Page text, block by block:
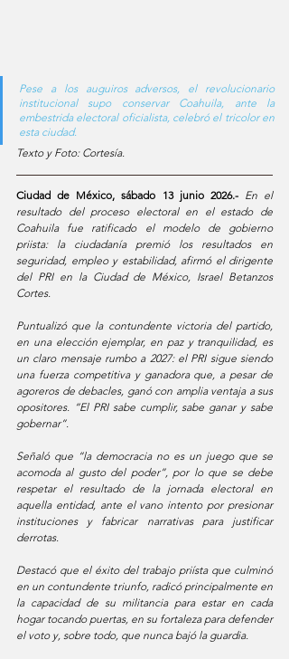
Pese a los auguiros adversos, el revolucionario
institucional supo conservar Coahuila, ante la
embestrida electoral oficialista, celebró el tricolor en
esta ciudad.
Texto y Foto: Cortesía.
Ciudad de México, sábado 13 junio 2026.- En el
resultado del proceso electoral en el estado de
Coahuila fue ratificado el modelo de gobierno
priista: la ciudadanía premió los resultados en
seguridad, empleo y estabilidad, afirmó el dirigente
del PRI en la Ciudad de México, Israel Betanzos
Cortes.
Puntualizó que la contundente victoria del partido,
en una elección ejemplar, en paz y tranquilidad, es
un claro mensaje rumbo a 2027: el PRI sigue siendo
una fuerza competitiva y ganadora que, a pesar de
agoreros de debacles, ganó con amplia ventaja a sus
opositores. “El PRI sabe cumplir, sabe ganar y sabe
gobernar”.
Señaló que “la democracia no es un juego que se
acomoda al gusto del poder”, por lo que se debe
respetar el resultado de la jornada electoral en
aquella entidad, ante el vano intento por presionar
instituciones y fabricar narrativas para justificar
derrotas.
Destacó que el éxito del trabajo priísta que culminó
en un contundente triunfo, radicó principalmente en
la capacidad de su militancia para estar en cada
hogar tocando puertas, en su fortaleza para defender
el voto y, sobre todo, que nunca bajó la guardia.